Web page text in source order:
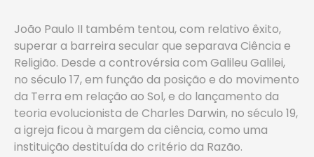
João Paulo II também tentou, com relativo êxito,
superar a barreira secular que separava Ciência e
Religião. Desde a controvérsia com Galileu Galilei,
no século 17, em função da posição e do movimento
da Terra em relação ao Sol, e do lançamento da
teoria evolucionista de Charles Darwin, no século 19,
a igreja ficou à margem da ciência, como uma
instituição destituída do critério da Razão.